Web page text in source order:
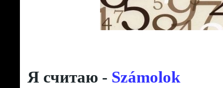
Я считаю - Számolok